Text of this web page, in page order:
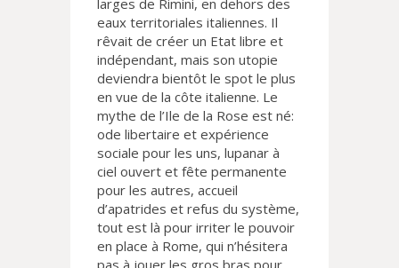
larges de Rimini, en dehors des
eaux territoriales italiennes. Il
rêvait de créer un Etat libre et
indépendant, mais son utopie
deviendra bientôt le spot le plus
en vue de la côte italienne. Le
mythe de l’Ile de la Rose est né:
ode libertaire et expérience
sociale pour les uns, lupanar à
ciel ouvert et fête permanente
pour les autres, accueil
d’apatrides et refus du système,
tout est là pour irriter le pouvoir
en place à Rome, qui n’hésitera